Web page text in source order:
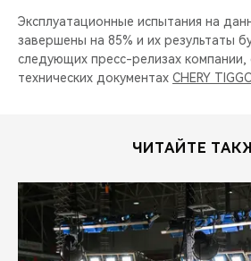
Эксплуатационные испытания на
завершены на 85% и их результаты
следующих пресс-релизах компании,
технических документах CHERY
ЧИТАЙТЕ